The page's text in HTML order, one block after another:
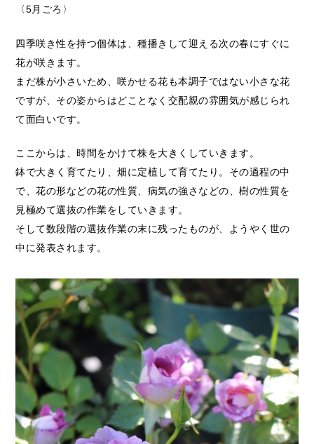
〈5月ごろ〉
四季咲き性を持つ個体は、種播きして迎える次の春にすぐに
花が咲きます。
まだ株が小さいため、咲かせる花も本調子ではない小さな花
ですが、その姿からはどことなく交配親の雰囲気が感じられ
て面白いです。
ここからは、時間をかけて株を大きくしていきます。
鉢で大きく育てたり、畑に定植して育てたり。その過程の中
で、花の形などの花の性質、病気の強さなどの、樹の性質を
見極めて選抜の作業をしていきます。
そして数段階の選抜作業の末に残ったものが、ようやく世の
中に発表されます。